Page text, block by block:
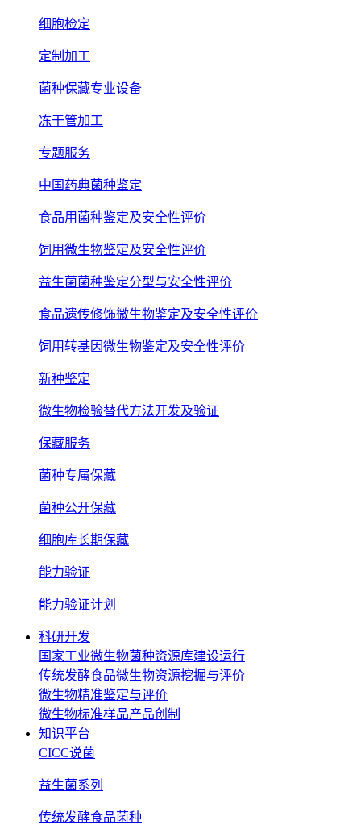
细胞检定
定制加工
菌种保藏专业设备
冻干管加工
专题服务
中国药典菌种鉴定
食品用菌种鉴定及安全性评价
饲用微生物鉴定及安全性评价
益生菌菌种鉴定分型与安全性评价
食品遗传修饰微生物鉴定及安全性评价
饲用转基因微生物鉴定及安全性评价
新种鉴定
微生物检验替代方法开发及验证
保藏服务
菌种专属保藏
菌种公开保藏
细胞库长期保藏
能力验证
能力验证计划
科研开发
国家工业微生物菌种资源库建设运行
传统发酵食品微生物资源挖掘与评价
微生物精准鉴定与评价
微生物标准样品产品创制
知识平台
CICC说菌
益生菌系列
传统发酵食品菌种